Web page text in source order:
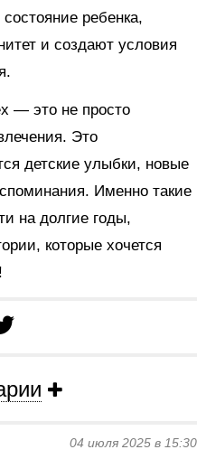
ребенка,
и создают условия
— это не просто
Это
детские улыбки, новые
Именно такие
на долгие годы,
которые хочется
04 июля 2025 в 15:30